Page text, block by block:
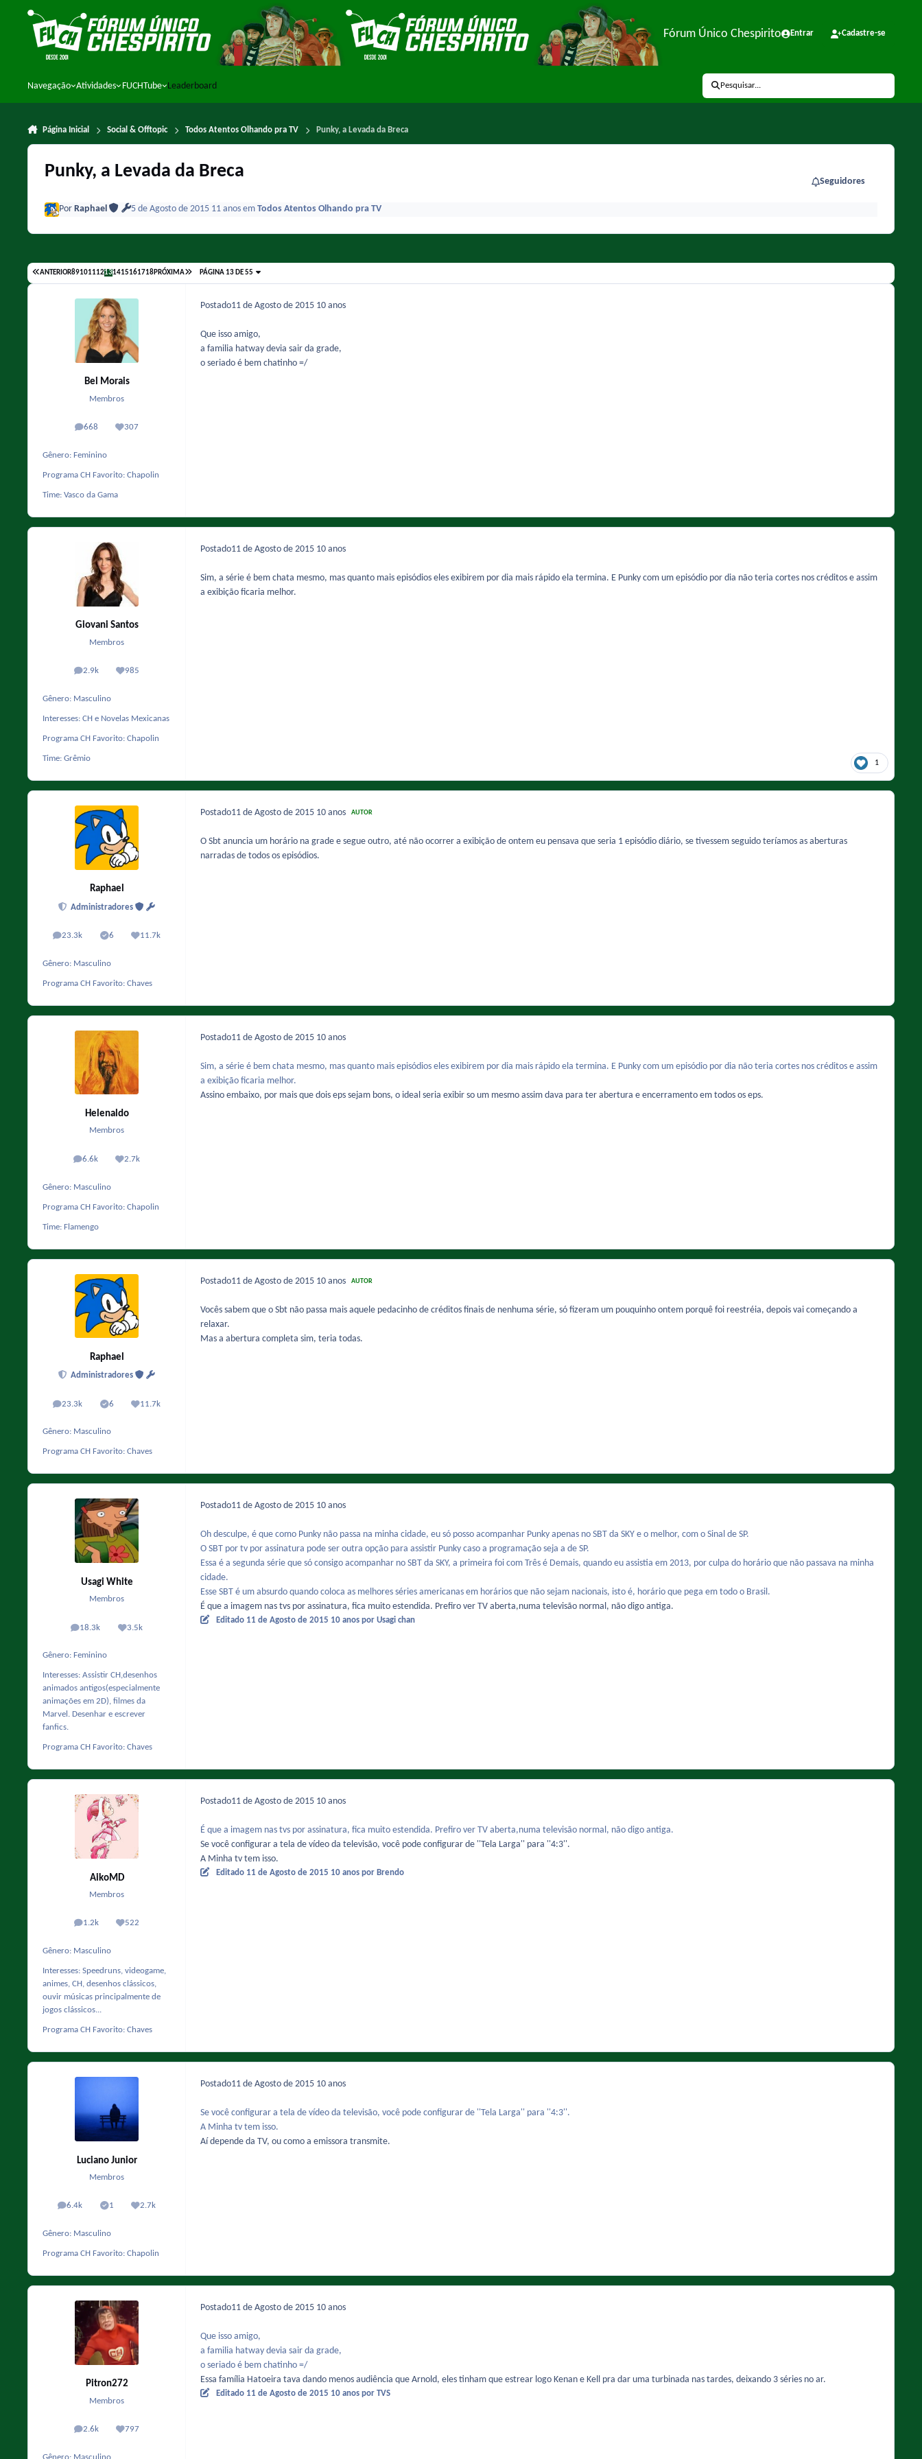
Ir para conteúdo
Fórum Único Chespirito Entrar Cadastre-se
Navegação Atividades FUCHTube Leaderboard Pesquisar...
Página Inicial Social & Offtopic Todos Atentos Olhando pra TV Punky, a Levada da Breca
Punky, a Levada da Breca
Seguidores
Por Raphael 5 de Agosto de 2015 11 anos em Todos Atentos Olhando pra TV
ANTERIOR89101112131415161718PRÓXIMA PÁGINA 13 DE 55
Bel Morais
Membros
668
posts 307
Reputação
Gênero: Feminino
Programa CH Favorito: Chapolin
Time: Vasco da Gama
Postado11 de Agosto de 2015 10 anos
Que isso amigo,
a familia hatway devia sair da grade,
o seriado é bem chatinho =/
Giovani Santos
Membros
2.9k
posts 985
Reputação
Gênero: Masculino
Interesses: CH e Novelas Mexicanas
Programa CH Favorito: Chapolin
Time: Grêmio
Postado11 de Agosto de 2015 10 anos
Sim, a série é bem chata mesmo, mas quanto mais episódios eles exibirem por dia mais rápido ela termina. E Punky com um episódio por dia não teria cortes nos créditos e assim
a exibição ficaria melhor.
1
Raphael
Administradores
23.3k
posts 6
Solutions11.7k
Reputação
Gênero: Masculino
Programa CH Favorito: Chaves
Postado11 de Agosto de 2015 10 anos AUTOR
O Sbt anuncia um horário na grade e segue outro, até não ocorrer a exibição de ontem eu pensava que seria 1 episódio diário, se tivessem seguido teríamos as aberturas
narradas de todos os episódios.
Helenaldo
Membros
6.6k
posts 2.7k
Reputação
Gênero: Masculino
Programa CH Favorito: Chapolin
Time: Flamengo
Postado11 de Agosto de 2015 10 anos
Sim, a série é bem chata mesmo, mas quanto mais episódios eles exibirem por dia mais rápido ela termina. E Punky com um episódio por dia não teria cortes nos créditos e assim
a exibição ficaria melhor.
Assino embaixo, por mais que dois eps sejam bons, o ideal seria exibir so um mesmo assim dava para ter abertura e encerramento em todos os eps.
Raphael
Administradores
23.3k
posts 6
Solutions11.7k
Reputação
Gênero: Masculino
Programa CH Favorito: Chaves
Postado11 de Agosto de 2015 10 anos AUTOR
Vocês sabem que o Sbt não passa mais aquele pedacinho de créditos finais de nenhuma série, só fizeram um pouquinho ontem porquê foi reestréia, depois vai começando a
relaxar.
Mas a abertura completa sim, teria todas.
Usagi White
Membros
18.3k
posts 3.5k
Reputação
Gênero: Feminino
Interesses: Assistir CH,desenhos
animados antigos(especialmente
animações em 2D), filmes da
Marvel. Desenhar e escrever
fanfics.
Programa CH Favorito: Chaves
Postado11 de Agosto de 2015 10 anos
Oh desculpe, é que como Punky não passa na minha cidade, eu só posso acompanhar Punky apenas no SBT da SKY e o melhor, com o Sinal de SP.
O SBT por tv por assinatura pode ser outra opção para assistir Punky caso a programação seja a de SP.
Essa é a segunda série que só consigo acompanhar no SBT da SKY, a primeira foi com Três é Demais, quando eu assistia em 2013, por culpa do horário que não passava na minha
cidade.
Esse SBT é um absurdo quando coloca as melhores séries americanas em horários que não sejam nacionais, isto é, horário que pega em todo o Brasil.
É que a imagem nas tvs por assinatura, fica muito estendida. Prefiro ver TV aberta,numa televisão normal, não digo antiga.
Editado 11 de Agosto de 2015 10 anos por Usagi chan
AikoMD
Membros
1.2k
posts 522
Reputação
Gênero: Masculino
Interesses: Speedruns, videogame,
animes, CH, desenhos clássicos,
ouvir músicas principalmente de
jogos clássicos...
Programa CH Favorito: Chaves
Postado11 de Agosto de 2015 10 anos
É que a imagem nas tvs por assinatura, fica muito estendida. Prefiro ver TV aberta,numa televisão normal, não digo antiga.
Se você configurar a tela de vídeo da televisão, você pode configurar de ''Tela Larga'' para ''4:3''.
A Minha tv tem isso.
Editado 11 de Agosto de 2015 10 anos por Brendo
Luciano Junior
Membros
6.4k
posts 1
Solutions2.7k
Reputação
Gênero: Masculino
Programa CH Favorito: Chapolin
Postado11 de Agosto de 2015 10 anos
Se você configurar a tela de vídeo da televisão, você pode configurar de ''Tela Larga'' para ''4:3''.
A Minha tv tem isso.
Aí depende da TV, ou como a emissora transmite.
Pitron272
Membros
2.6k
posts 797
Reputação
Postado11 de Agosto de 2015 10 anos
Que isso amigo,
a familia hatway devia sair da grade,
o seriado é bem chatinho =/
Essa família Hatoeira tava dando menos audiência que Arnold, eles tinham que estrear logo Kenan e Kell pra dar uma turbinada nas tardes, deixando 3 séries no ar.
Editado 11 de Agosto de 2015 10 anos por TVS